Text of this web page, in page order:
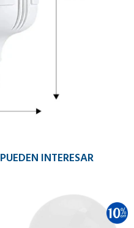
INTERESAR